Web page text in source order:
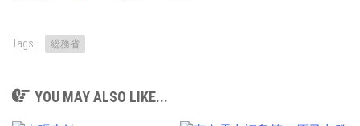
Tags: 総務省
YOU MAY ALSO LIKE...